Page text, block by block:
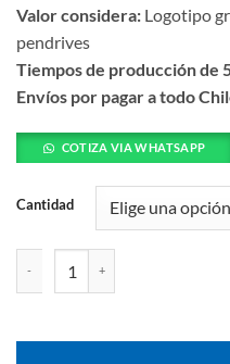
Valor considera: Logotipo
pendrives
Tiempos de producción de
Envíos por pagar a todo
COTIZA VIA WHATSAPP
Cantidad